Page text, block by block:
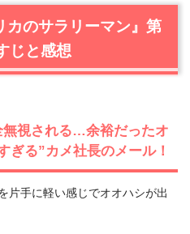
カのサラリーマン』第
じと感想
視される…余裕だったオ
ぎる”カメ社長のメール！
片手に軽い感じでオオハシが出